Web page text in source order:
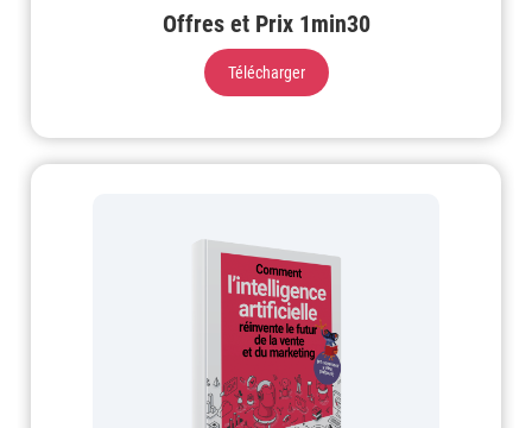
Offres et Prix 1min30
Télécharger